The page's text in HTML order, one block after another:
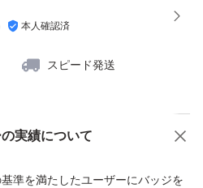
本人確認済
スピード発送
実績について
準を満たしたユーザーにバッジを
商品への質問